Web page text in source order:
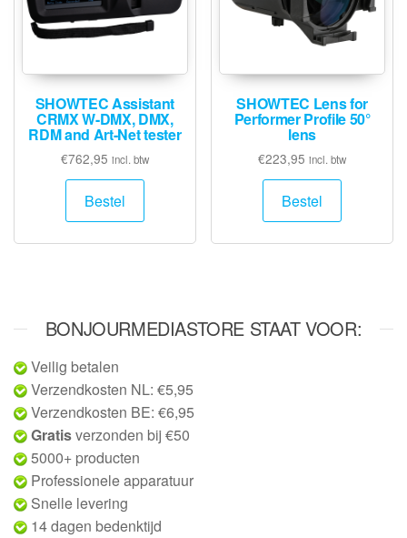
SHOWTEC Assistant
CRMX W-DMX, DMX,
RDM and Art-Net tester
€762,95 incl. btw
Bestel
SHOWTEC Lens for
Performer Profile 50°
lens
€223,95 incl. btw
Bestel
BONJOURMEDIASTORE STAAT VOOR:
Veilig betalen
Verzendkosten NL: €5,95
Verzendkosten BE: €6,95
Gratisverzonden bij €50
5000+ producten
Professionele apparatuur
Snelle levering
14 dagen bedenktijd